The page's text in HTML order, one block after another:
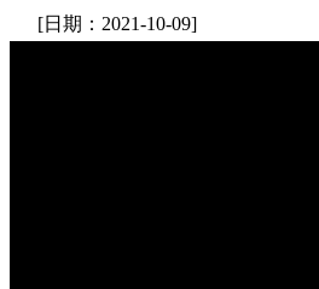
[日期：2021-10-09]